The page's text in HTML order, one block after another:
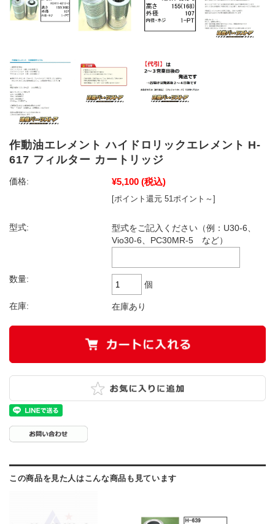
作動油エレメント ハイドロリックエレメント H-
617 フィルター カートリッジ
価格: ¥5,100 (税込)
[ポイント還元 51ポイント～]
型式:
型式をご記入ください（例：U30-6、
Vio30-6、PC30MR-5 など）
数量:
個
在庫: 在庫あり
この商品を見た人はこんな商品も見ています